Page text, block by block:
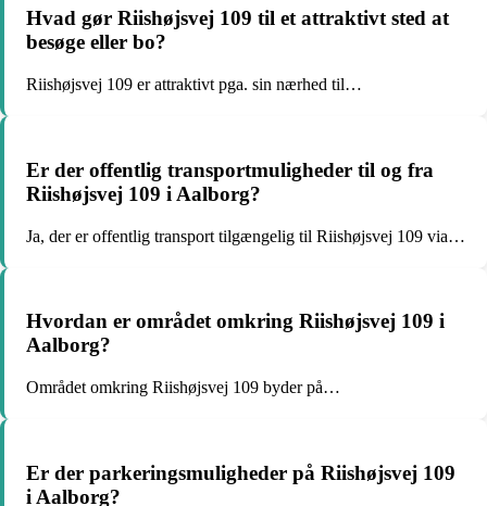
Hvad gør Riishøjsvej 109 til et attraktivt sted at
besøge eller bo?
Riishøjsvej 109 er attraktivt pga. sin nærhed til…
Er der offentlig transportmuligheder til og fra
Riishøjsvej 109 i Aalborg?
Ja, der er offentlig transport tilgængelig til Riishøjsvej 109 via…
Hvordan er området omkring Riishøjsvej 109 i
Aalborg?
Området omkring Riishøjsvej 109 byder på…
Er der parkeringsmuligheder på Riishøjsvej 109
i Aalborg?